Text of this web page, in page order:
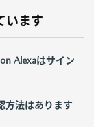
います
Alexaはサイン
方法はあります